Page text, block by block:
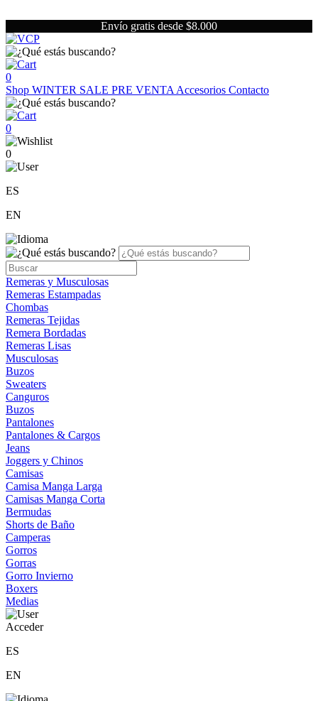
Envío gratis desde $8.000
0
Shop WINTER SALE PRE VENTA Accesorios Contacto
0
0
ES
EN
Remeras y Musculosas
Remeras Estampadas
Chombas
Remeras Tejidas
Remera Bordadas
Remeras Lisas
Musculosas
Buzos
Sweaters
Canguros
Buzos
Pantalones
Pantalones & Cargos
Jeans
Joggers y Chinos
Camisas
Camisa Manga Larga
Camisas Manga Corta
Bermudas
Shorts de Baño
Camperas
Gorros
Gorras
Gorro Invierno
Boxers
Medias
Acceder
ES
EN